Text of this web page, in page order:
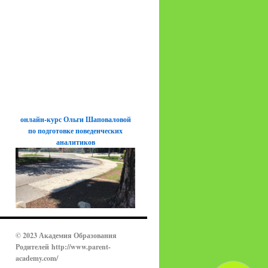
онлайн-курс Ольги Шаповаловой
по подготовке поведенческих
аналитиков
© 2023 Академия Образования
Родителей http://www.parent-
academy.com/